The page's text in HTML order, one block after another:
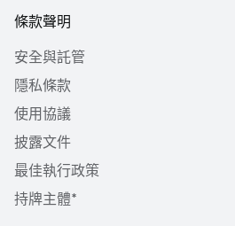
條款聲明
安全與託管
隱私條款
使用協議
披露文件
最佳執行政策
持牌主體*